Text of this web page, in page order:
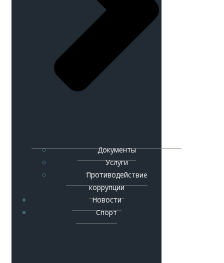
Документы
Услуги
Противодействие
коррупции
Новости
Спорт